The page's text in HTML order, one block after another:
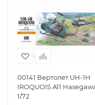
00141 Вертолет UH-1H
IROQUOIS A11
1/72